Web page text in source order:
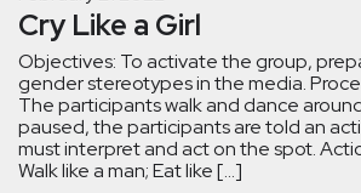
Cry Like a Girl
Objectives: To activate the group,
gender stereotypes in the media.
The participants walk and dance
paused, the participants are told an
must interpret and act on the spot.
Walk like a man; Eat like […]